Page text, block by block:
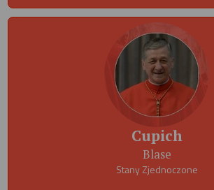
Cupich
Blase
Stany Zjednoczone